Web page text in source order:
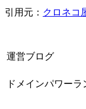
引用元： クロネコ
運営ブログ
ドメインパワーラ